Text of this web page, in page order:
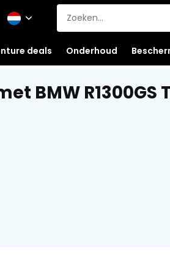
deals Onderhoud
BMW R1300GS